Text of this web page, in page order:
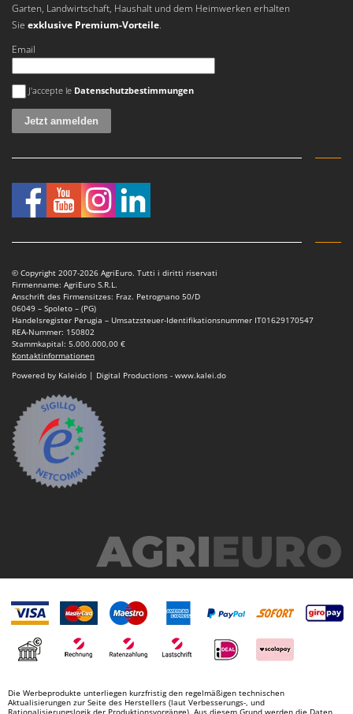
Garten, Landwirtschaft, Haushalt und dem Heimwerken erhalten
Sie exklusive Premium-Vorteile.
Email
Es ist ein Fehler aufgetreten
J'accepte le Datenschutzbestimmungen
© Copyright 2007-2026 AgriEuro. Tutti i diritti riservati
Firmenname: AgriEuro S.R.L.
Anschrift des Firmensitzes: Fraz. Petrognano 50/D
06049 – Spoleto – (PG)
Handelsregister Perugia – Umsatzsteuer-Identifikationsnummer IT01629170547
REA-Nummer: 150802
Stammkapital: 5.000.000,00 €
Kontaktinformationen
Powered by Kaleido | Digital Productions - www.kalei.do
Die Werbeprodukte unterliegen kurzfristig den regelmäßigen technischen
Aktualisierungen zur Seite des Herstellers (laut Verbesserungs-, und